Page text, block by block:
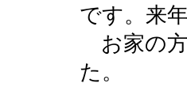
です。来
お家の
た。